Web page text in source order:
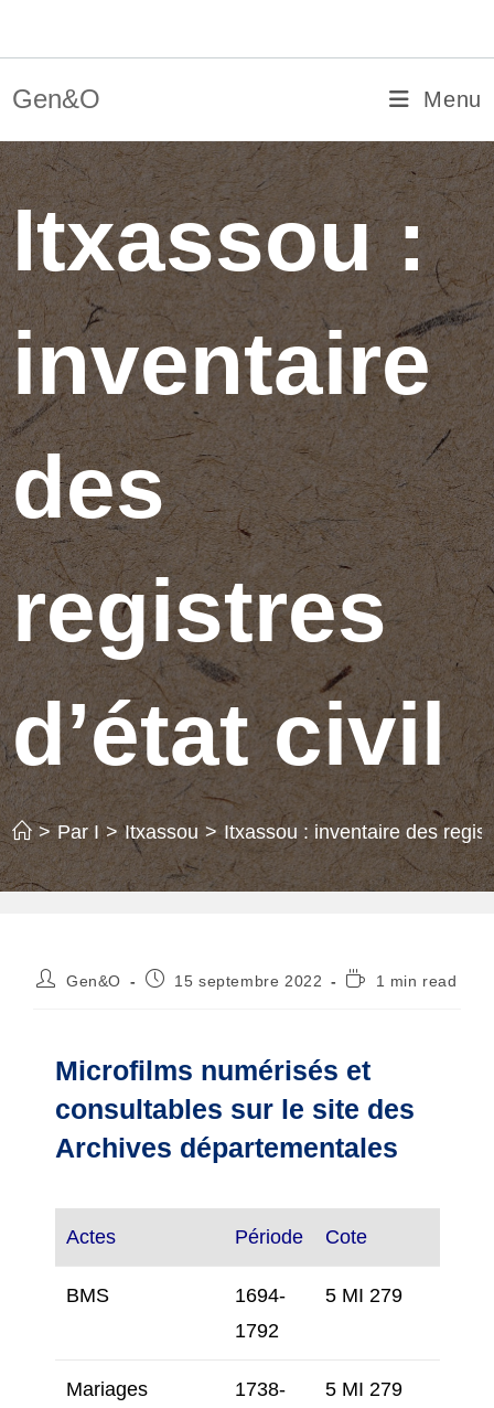
Gen&O Menu
Itxassou :
inventaire
des
registres
d’état civil
> Par I > Itxassou > Itxassou : inventaire des
Auteur/autrice
Gen&O
Publication
15 septembre 2022
Temps1 min read
Microfilms numérisés et
consultables sur le site des
Archives départementales
Actes Période Cote
BMS
1694-
1792
5 MI 279
Mariages
1738-
5 MI 279